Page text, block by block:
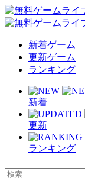
新着ゲーム
更新ゲーム
ランキング
新着
更新
ランキング